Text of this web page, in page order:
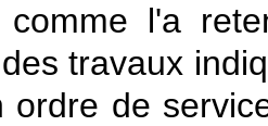
comme l'a
travaux
ordre de